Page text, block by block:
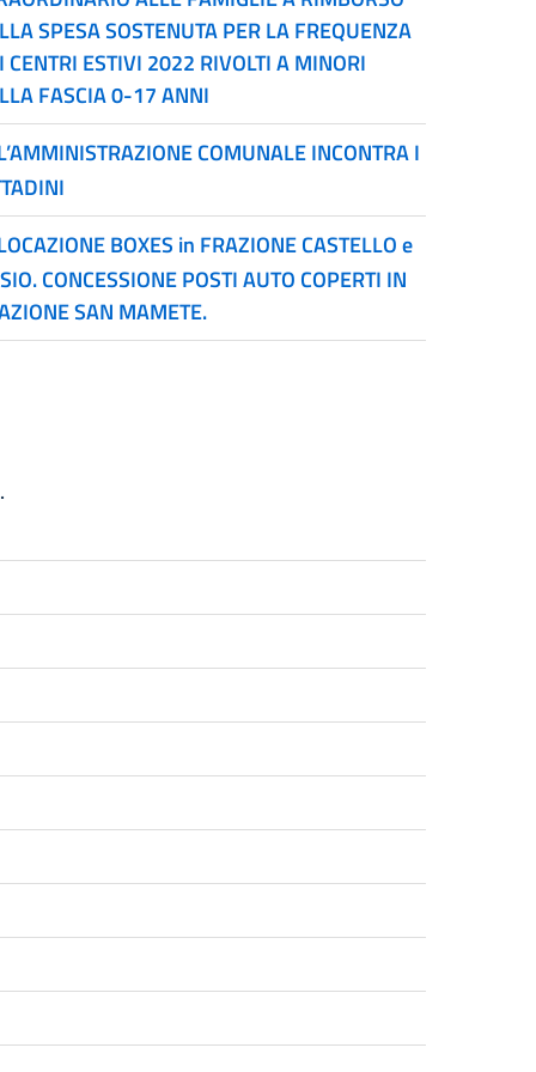
SPESA SOSTENUTA PER LA FREQUENZA
CENTRI ESTIVI 2022 RIVOLTI A MINORI
FASCIA 0-17 ANNI
COMUNALE INCONTRA I
BOXES in FRAZIONE CASTELLO e
CONCESSIONE POSTI AUTO COPERTI IN
SAN MAMETE.